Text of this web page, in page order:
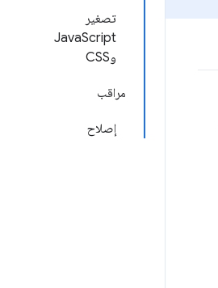
تصغير
JavaScript
وCSS
مراقب
إصلاح